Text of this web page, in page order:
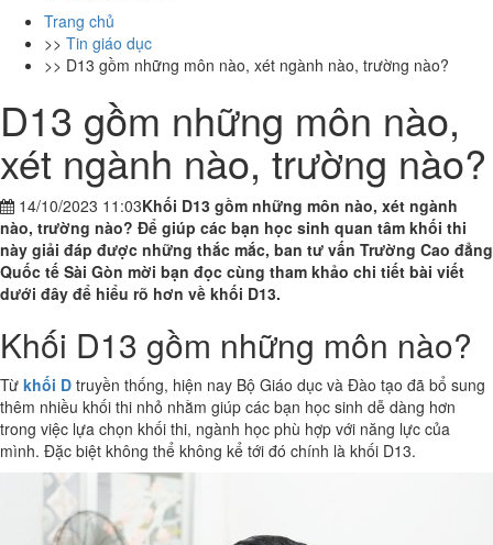
Trang chủ
>> Tin giáo dục
>> D13 gồm những môn nào, xét ngành nào, trường nào?
D13 gồm những môn nào,
xét ngành nào, trường nào?
14/10/2023 11:03Khối D13 gồm những môn nào, xét ngành
nào, trường nào? Để giúp các bạn học sinh quan tâm khối thi
này giải đáp được những thắc mắc, ban tư vấn Trường Cao đẳng
Quốc tế Sài Gòn mời bạn đọc cùng tham khảo chi tiết bài viết
dưới đây để hiểu rõ hơn về khối D13.
Khối D13 gồm những môn nào?
Từ khối D truyền thống, hiện nay Bộ Giáo dục và Đào tạo đã bổ sung
thêm nhiều khối thi nhỏ nhằm giúp các bạn học sinh dễ dàng hơn
trong việc lựa chọn khối thi, ngành học phù hợp với năng lực của
mình. Đặc biệt không thể không kể tới đó chính là khối D13.